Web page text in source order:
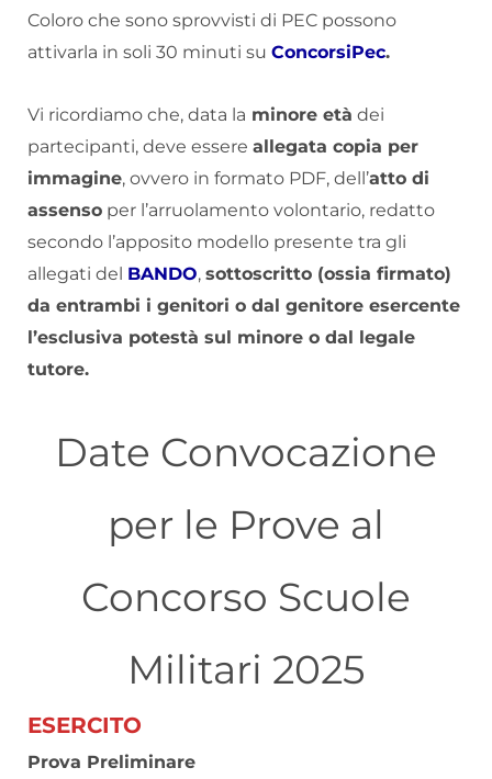
Coloro che sono sprovvisti di PEC possono
attivarla in soli 30 minuti su ConcorsiPec.
Vi ricordiamo che, data la minore età dei
partecipanti, deve essere allegata copia per
immagine, ovvero in formato PDF, dell’atto di
assenso per l’arruolamento volontario, redatto
secondo l’apposito modello presente tra gli
allegati del BANDO, sottoscritto (ossia firmato)
da entrambi i genitori o dal genitore esercente
l’esclusiva potestà sul minore o dal legale
tutore.
Date Convocazione
per le Prove al
Concorso Scuole
Militari 2025
ESERCITO
Prova Preliminare